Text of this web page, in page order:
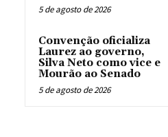
5 de agosto de 2026
Convenção oficializa
Laurez ao governo,
Silva Neto como vice e
Mourão ao Senado
5 de agosto de 2026